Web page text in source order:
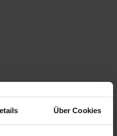
Über Cookies
Farben abgestimmt. Das